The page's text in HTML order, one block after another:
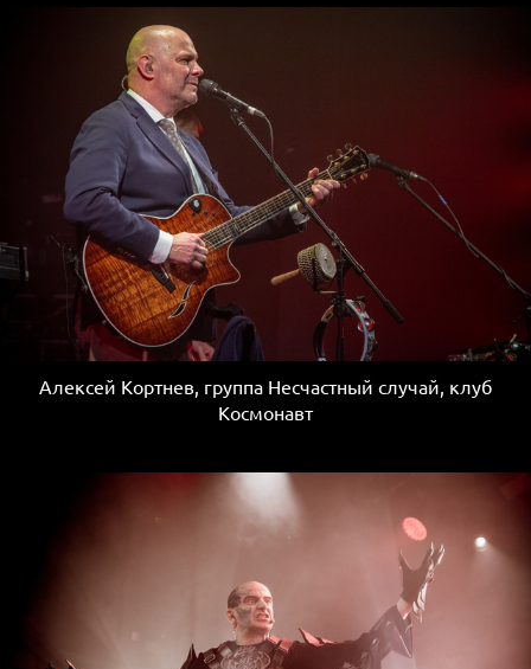
Алексей Кортнев, группа Несчастный случай, клуб
Космонавт